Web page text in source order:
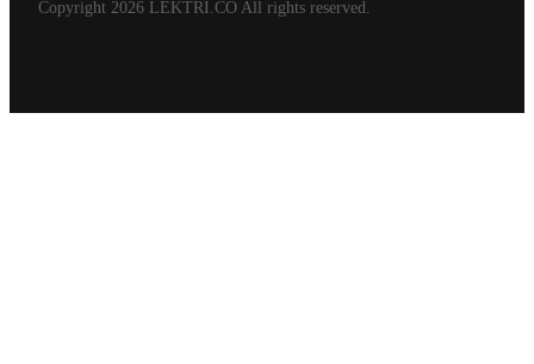
Copyright 2026 LEKTRI.CO All rights reserved.